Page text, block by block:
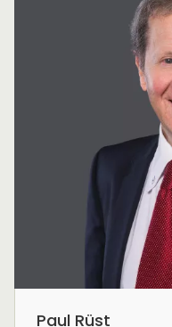
Paul Rüst